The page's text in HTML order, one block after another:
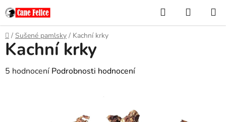
Přejít
na
obsah
Hledat
KOŠÍK
Domů
/ Sušené pamlsky / Kachní krky
Kachní krky
Průměrné
5 hodnocení Podrobnosti hodnocení